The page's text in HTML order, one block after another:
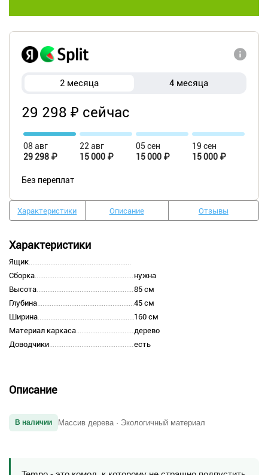
2 месяца 4 месяца
29 298 ₽ сейчас
08 авг
29 298 ₽
22 авг
15 000 ₽
05 сен
15 000 ₽
19 сен
15 000 ₽
Без переплат
Характеристики Описание Отзывы
Характеристики
Ящик
Сборка
нужна
Высота
85 см
Глубина
45 см
Ширина
160 см
Материал каркаса
дерево
Доводчики
есть
Описание
В наличии Массив дерева · Экологичный материал